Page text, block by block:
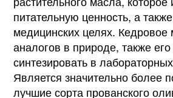
питательную ценность, а
медицинских целях. Кедровое
аналогов в природе, также
синтезировать в
Является значительно более
лучшие сорта прованского